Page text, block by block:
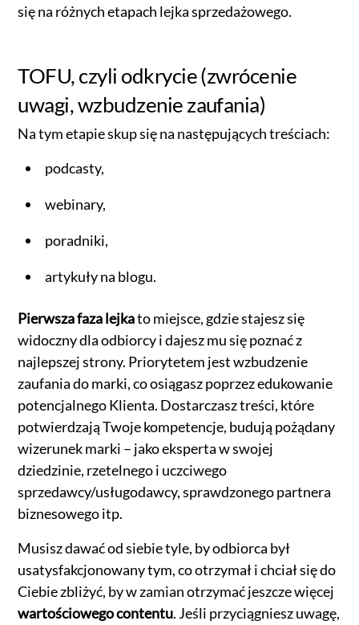
się na różnych etapach lejka sprzedażowego.
TOFU, czyli odkrycie (zwrócenie
uwagi, wzbudzenie zaufania)
Na tym etapie skup się na następujących treściach:
podcasty,
webinary,
poradniki,
artykuły na blogu.
Pierwsza faza lejkato miejsce, gdzie stajesz się
widoczny dla odbiorcy i dajesz mu się poznać z
najlepszej strony. Priorytetem jest wzbudzenie
zaufania do marki, co osiągasz poprzez edukowanie
potencjalnego Klienta. Dostarczasz treści, które
potwierdzają Twoje kompetencje, budują pożądany
wizerunek marki – jako eksperta w swojej
dziedzinie, rzetelnego i uczciwego
sprzedawcy/usługodawcy, sprawdzonego partnera
biznesowego itp.
Musisz dawać od siebie tyle, by odbiorca był
usatysfakcjonowany tym, co otrzymał i chciał się do
Ciebie zbliżyć, by w zamian otrzymać jeszcze więcej
wartościowego contentu. Jeśli przyciągniesz uwagę,